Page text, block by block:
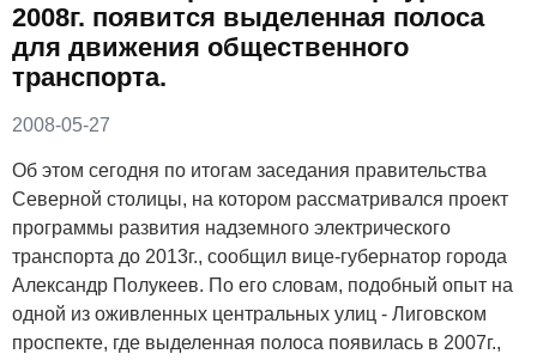
2008г. появится выделенная полоса
для движения общественного
транспорта.
2008-05-27
Об этом сегодня по итогам заседания правительства
Северной столицы, на котором рассматривался проект
программы развития надземного электрического
транспорта до 2013г., сообщил вице-губернатор города
Александр Полукеев. По его словам, подобный опыт на
одной из оживленных центральных улиц - Лиговском
проспекте, где выделенная полоса появилась в 2007г.,